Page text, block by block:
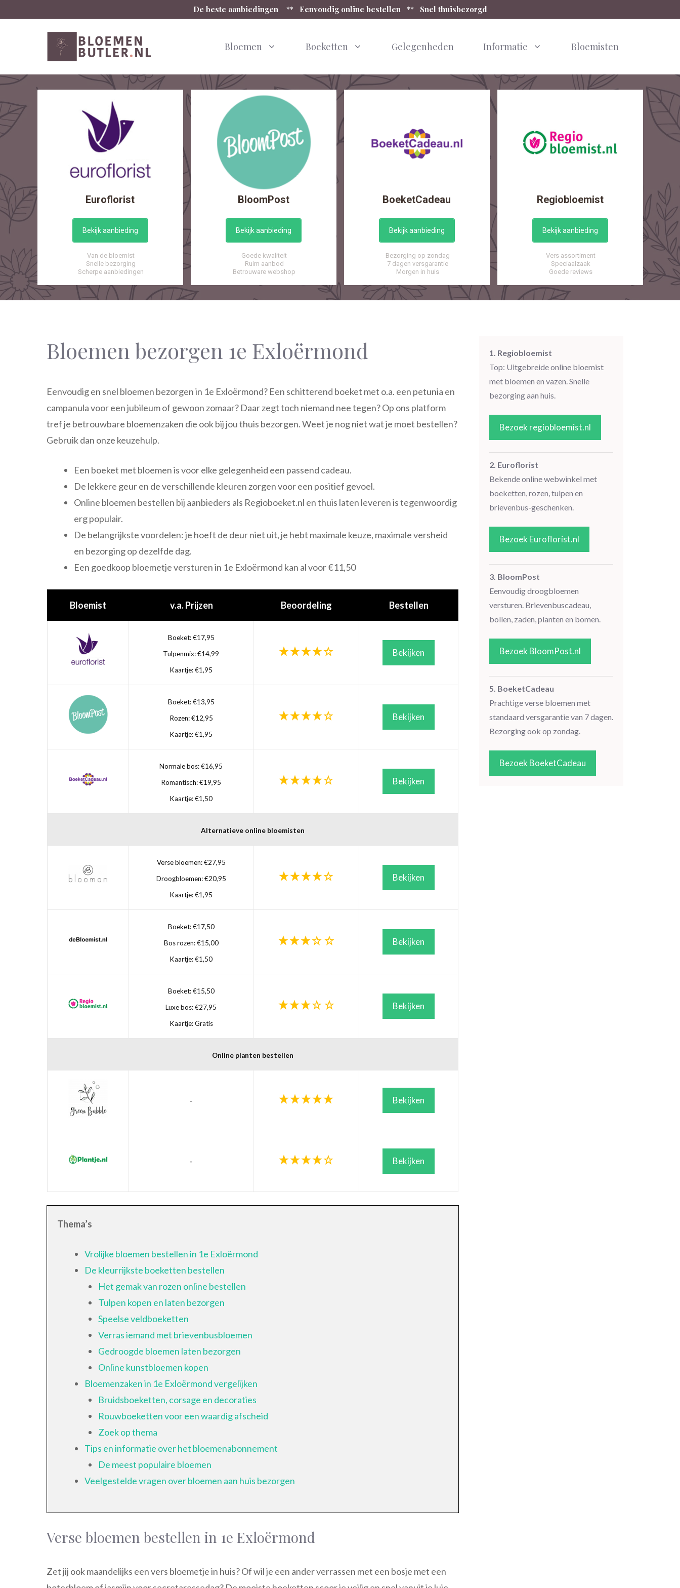
De beste aanbiedingen ** Eenvoudig online bestellen ** Snel thuisbezorgd
Bloemen Boeketten Gelegenheden Informatie Bloemisten
Euroflorist
Bekijk aanbieding
Van de bloemist
Snelle bezorging
Scherpe aanbiedingen
BloomPost
Bekijk aanbieding
Goede kwaliteit
Ruim aanbod
Betrouware webshop
BoeketCadeau
Bekijk aanbieding
Bezorging op zondag
7 dagen versgarantie
Morgen in huis
Regiobloemist
Bekijk aanbieding
Vers assortiment
Speciaalzaak
Goede reviews
Bloemen bezorgen 1e Exloërmond
Eenvoudig en snel bloemen bezorgen in 1e Exloërmond? Een schitterend boeket met o.a. een petunia en
campanula voor een jubileum of gewoon zomaar? Daar zegt toch niemand nee tegen? Op ons platform
tref je betrouwbare bloemenzaken die ook bij jou thuis bezorgen. Weet je nog niet wat je moet bestellen?
Gebruik dan onze keuzehulp.
Een boeket met bloemen is voor elke gelegenheid een passend cadeau.
De lekkere geur en de verschillende kleuren zorgen voor een positief gevoel.
Online bloemen bestellen bij aanbieders als Regioboeket.nl en thuis laten leveren is tegenwoordig
erg populair.
De belangrijkste voordelen: je hoeft de deur niet uit, je hebt maximale keuze, maximale versheid
en bezorging op dezelfde dag.
Een goedkoop bloemetje versturen in 1e Exloërmond kan al voor €11,50
Bloemist v.a. Prijzen Beoordeling Bestellen
Boeket: €17,95
Tulpenmix: €14,99
Kaartje: €1,95
Bekijken
Boeket: €13,95
Rozen: €12,95
Kaartje: €1,95
Bekijken
Normale bos: €16,95
Romantisch: €19,95
Kaartje: €1,50
Bekijken
Alternatieve online bloemisten
Verse bloemen: €27,95
Droogbloemen: €20,95
Kaartje: €1,95
Bekijken
Boeket: €17,50
Bos rozen: €15,00
Kaartje: €1,50
Bekijken
Boeket: €15,50
Luxe bos: €27,95
Kaartje: Gratis
Bekijken
Online planten bestellen
- Bekijken
- Bekijken
Thema’s
Vrolijke bloemen bestellen in 1e Exloërmond
De kleurrijkste boeketten bestellen
Het gemak van rozen online bestellen
Tulpen kopen en laten bezorgen
Speelse veldboeketten
Verras iemand met brievenbusbloemen
Gedroogde bloemen laten bezorgen
Online kunstbloemen kopen
Bloemenzaken in 1e Exloërmond vergelijken
Bruidsboeketten, corsage en decoraties
Rouwboeketten voor een waardig afscheid
Zoek op thema
Tips en informatie over het bloemenabonnement
De meest populaire bloemen
Veelgestelde vragen over bloemen aan huis bezorgen
Verse bloemen bestellen in 1e Exloërmond
Zet jij ook maandelijks een vers bloemetje in huis? Of wil je een ander verrassen met een bosje met een
1. Regiobloemist
Top: Uitgebreide online bloemist
met bloemen en vazen. Snelle
bezorging aan huis.
Bezoek regiobloemist.nl
2. Euroflorist
Bekende online webwinkel met
boeketten, rozen, tulpen en
brievenbus-geschenken.
Bezoek Euroflorist.nl
3. BloomPost
Eenvoudig droogbloemen
versturen. Brievenbuscadeau,
bollen, zaden, planten en bomen.
Bezoek BloomPost.nl
5. BoeketCadeau
Prachtige verse bloemen met
standaard versgarantie van 7 dagen.
Bezorging ook op zondag.
Bezoek BoeketCadeau